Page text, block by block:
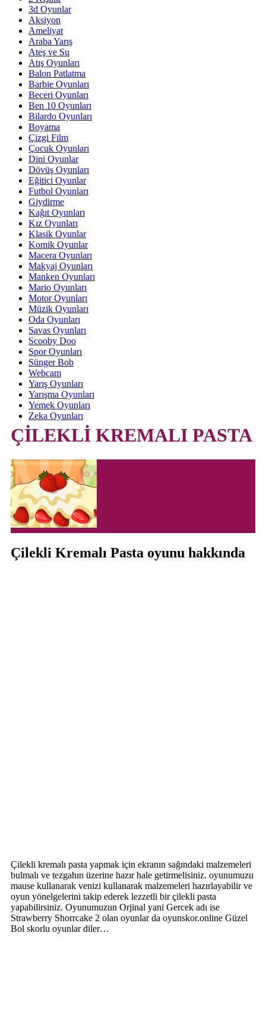
3d Oyunlar
Aksiyon
Ameliyat
Araba Yarış
Ateş ve Su
Atış Oyunları
Balon Patlatma
Barbie Oyunları
Beceri Oyunları
Ben 10 Oyunları
Bilardo Oyunları
Boyama
Çizgi Film
Çocuk Oyunları
Dini Oyunlar
Dövüş Oyunları
Eğitici Oyunlar
Futbol Oyunları
Giydirme
Kağıt Oyunları
Kız Oyunları
Klasik Oyunlar
Komik Oyunlar
Macera Oyunları
Makyaj Oyunları
Manken Oyunları
Mario Oyunları
Motor Oyunları
Müzik Oyunları
Oda Oyunları
Savas Oyunları
Scooby Doo
Spor Oyunları
Sünger Bob
Webcam
Yarış Oyunları
Yarışma Oyunları
Yemek Oyunları
Zeka Oyunları
ÇİLEKLİ KREMALI PASTA
Çilekli Kremalı Pasta oyunu hakkında
Çilekli kremalı pasta yapmak için ekranın sağındaki malzemeleri
bulmalı ve tezgahın üzerine hazır hale getirmelisiniz. oyunumuzu
mause kullanarak venizi kullanarak malzemeleri hazırlayabilir ve
oyun yönelgelerini takip ederek lezzetli bir çilekli pasta
yapabilirsiniz. Oyunumuzun Orjinal yani Gercek adı ise
Strawberry Shorrcake 2 olan oyunlar da oyunskor.online Güzel
Bol skorlu oyunlar diler…